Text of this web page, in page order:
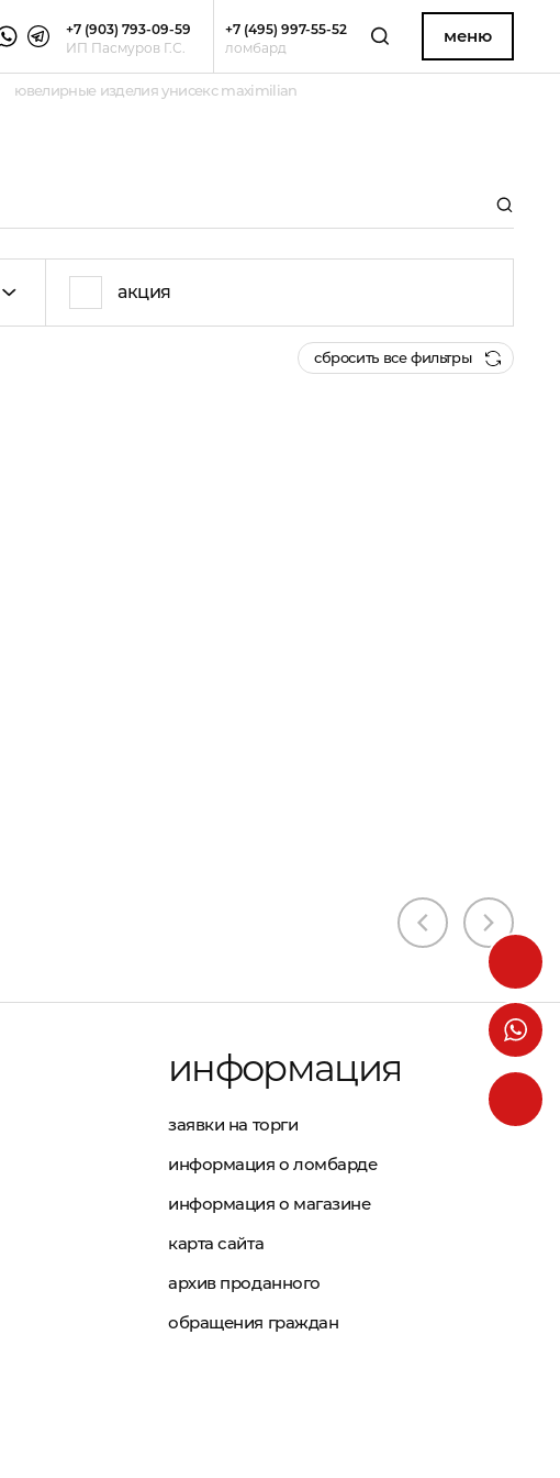
+7 (903) 793-09-59
ИП Пасмуров Г.С.
+7 (495) 997-55-52
ломбард
меню
ювелирные изделия унисекс maximilian
акция
сбросить все фильтры
информация
заявки на торги
информация о ломбарде
информация о магазине
карта сайта
архив проданного
обращения граждан